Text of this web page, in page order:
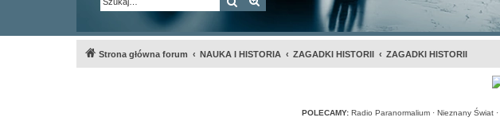
Strona główna forum NAUKA I HISTORIA ZAGADKI HISTORII ZAGADKI HISTORII
POLECAMY: Radio Paranormalium· Nieznany Świat·